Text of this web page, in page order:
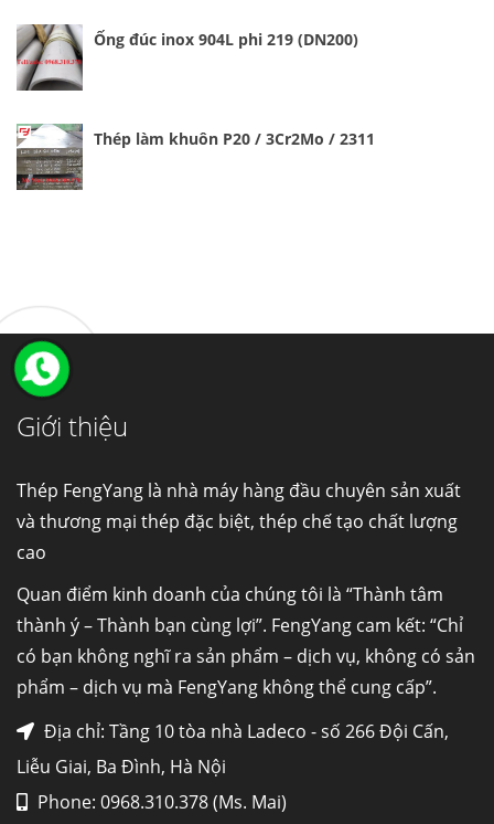
Ống đúc inox 904L phi 219 (DN200)
Thép làm khuôn P20 / 3Cr2Mo / 2311
Giới thiệu
Thép FengYang là nhà máy hàng đầu chuyên sản xuất
và thương mại thép đặc biệt, thép chế tạo chất lượng
cao
Quan điểm kinh doanh của chúng tôi là “Thành tâm
thành ý – Thành bạn cùng lợi”. FengYang cam kết: “Chỉ
có bạn không nghĩ ra sản phẩm – dịch vụ, không có sản
phẩm – dịch vụ mà FengYang không thể cung cấp”.
Địa chỉ: Tầng 10 tòa nhà Ladeco - số 266 Đội Cấn,
Liễu Giai, Ba Đình, Hà Nội
Phone: 0968.310.378 (Ms. Mai)
Ống đúc kéo nguội là gì? Ống...
Fengyang là một trong những nhà
máy...
Hợp kim N06625 là gì? Giá hợp kim 625 mới
nhiệt,...